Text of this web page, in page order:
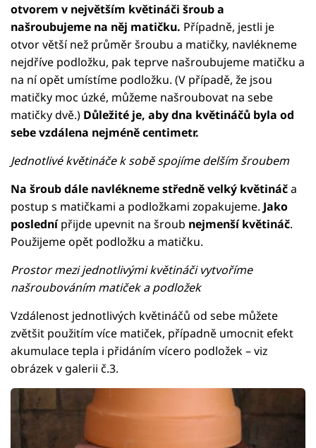
otvorem v největším květináči šroub a
našroubujeme na něj matičku. Případně, jestli je
otvor větší než průměr šroubu a matičky, navlékneme
nejdříve podložku, pak teprve našroubujeme matičku a
na ní opět umístíme podložku. (V případě, že jsou
matičky moc úzké, můžeme našroubovat na sebe
matičky dvě.) Důležité je, aby dna květináčů byla od
sebe vzdálena nejméně centimetr.
Jednotlivé květináče k sobě spojíme delším šroubem
Na šroub dále navlékneme středně velký květináča
postup s matičkami a podložkami zopakujeme. Jako
poslednípřijde upevnit na šroub nejmenší květináč.
Použijeme opět podložku a matičku.
Prostor mezi jednotlivými květináči vytvoříme
našroubováním matiček a podložek
Vzdálenost jednotlivých květináčů od sebe můžete
zvětšit použitím více matiček, případně umocnit efekt
akumulace tepla i přidáním vícero podložek – viz
obrázek v galerii č.3.